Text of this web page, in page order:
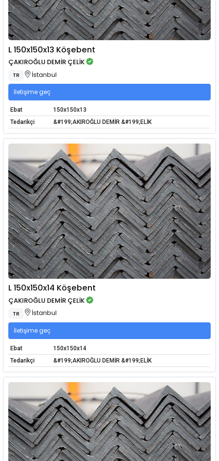
L 150x150x13 Köşebent
ÇAKIROĞLU DEMİR ÇELİK
TR İstanbul
İletişime geç
Ebat
150x150x13
Tedarikçi
&#199;AKIROĞLU DEMİR &#199;ELİK
L 150x150x14 Köşebent
ÇAKIROĞLU DEMİR ÇELİK
TR İstanbul
İletişime geç
Ebat
150x150x14
Tedarikçi
&#199;AKIROĞLU DEMİR &#199;ELİK